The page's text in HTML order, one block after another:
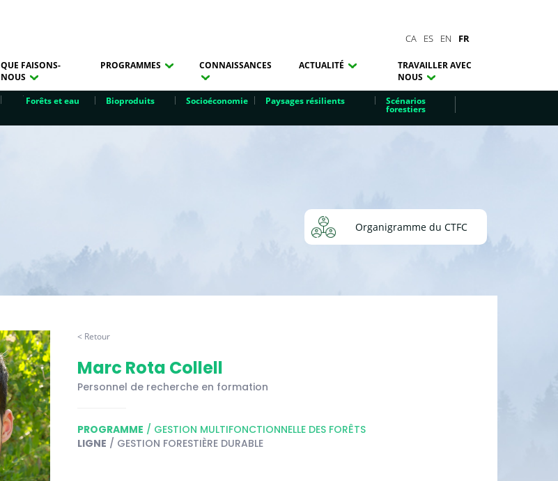
CA ES EN FR
QUE FAISONS-
NOUS
PROGRAMMES CONNAISSANCES ACTUALITÉ
TRAVAILLER AVEC
NOUS
Forêts et eau Bioproduits Socioéconomie Paysages résilients Scénarios
forestiers
Organigramme du CTFC
< Retour
Marc Rota Collell
Personnel de recherche en formation
PROGRAMME / GESTION MULTIFONCTIONNELLE DES FORÊTS
LIGNE / GESTION FORESTIÈRE DURABLE